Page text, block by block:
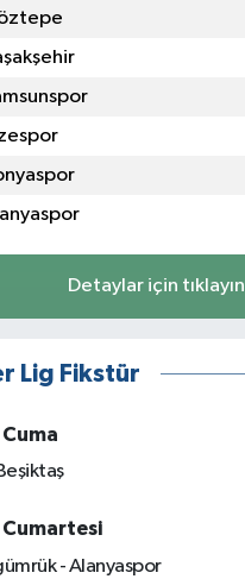
Detaylar için tıklayın
Lig Fikstür
Cuma
Cumartesi
- Alanyaspor